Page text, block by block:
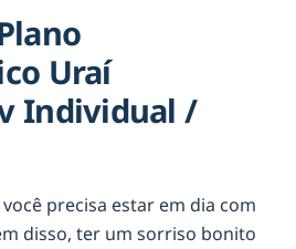
Uraí
Individual /
precisa estar em dia com
disso, ter um sorriso bonito